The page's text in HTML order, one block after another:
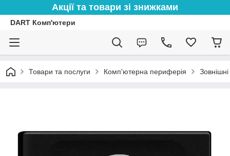
Акції та товари зі знижками
DART Комп'ютери
Товари та послуги Комп'ютерна периферія